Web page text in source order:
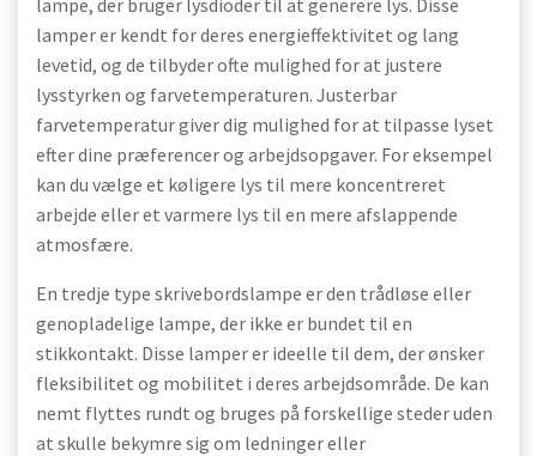
lampe, der bruger lysdioder til at generere lys. Disse
lamper er kendt for deres energieffektivitet og lang
levetid, og de tilbyder ofte mulighed for at justere
lysstyrken og farvetemperaturen. Justerbar
farvetemperatur giver dig mulighed for at tilpasse lyset
efter dine præferencer og arbejdsopgaver. For eksempel
kan du vælge et køligere lys til mere koncentreret
arbejde eller et varmere lys til en mere afslappende
atmosfære.
En tredje type skrivebordslampe er den trådløse eller
genopladelige lampe, der ikke er bundet til en
stikkontakt. Disse lamper er ideelle til dem, der ønsker
fleksibilitet og mobilitet i deres arbejdsområde. De kan
nemt flyttes rundt og bruges på forskellige steder uden
at skulle bekymre sig om ledninger eller